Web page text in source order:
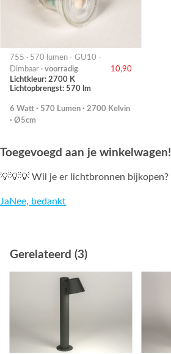
755 · 570 lumen - GU10 -
Dimbaar · voorradig
10,90
Lichtkleur: 2700 K
Lichtopbrengst: 570 lm
6 Watt · 570 Lumen · 2700 Kelvin
· Ø5cm
Toegevoegd aan je winkelwagen!
💡💡💡 Wil je er lichtbronnen bijkopen?
JaNee, bedankt
Gerelateerd (3)